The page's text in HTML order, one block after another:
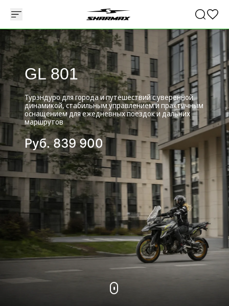
GL 801
Турэндуро для города и путешествий с уверенной
динамикой, стабильным управлением и практичным
оснащением для ежедневных поездок и дальних
маршрутов
Руб.839 900